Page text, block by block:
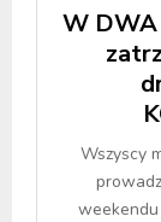
W
Wszyscy